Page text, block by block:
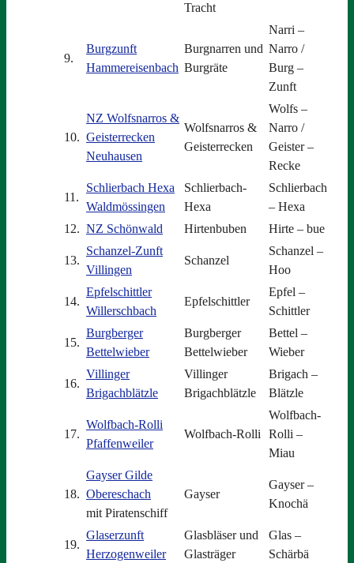
Tracht
9.
Burgzunft
Hammereisenbach
Burgnarren und
Burgräte
Narri –
Narro /
Burg –
Zunft
10.
NZ Wolfsnarros &
Geisterrecken
Neuhausen
Wolfsnarros &
Geisterrecken
Wolfs –
Narro /
Geister –
Recke
11.
Schlierbach Hexa
Waldmössingen
Schlierbach-
Hexa
Schlierbach
– Hexa
12. NZ Schönwald Hirtenbuben Hirte – bue
13.
Schanzel-Zunft
Villingen
Schanzel
Schanzel –
Hoo
14.
Epfelschittler
Willerschbach
Epfelschittler
Epfel –
Schittler
15.
Burgberger
Bettelwieber
Burgberger
Bettelwieber
Bettel –
Wieber
16.
Villinger
Brigachblätzle
Villinger
Brigachblätzle
Brigach –
Blätzle
17.
Wolfbach-Rolli
Pfaffenweiler
Wolfbach-Rolli
Wolfbach-
Rolli –
Miau
18.
Gayser Gilde
Obereschach
mit Piratenschiff
Gayser
Gayser –
Knochä
19.
Glaserzunft
Herzogenweiler
Glasbläser und
Glasträger
Glas –
Schärbä